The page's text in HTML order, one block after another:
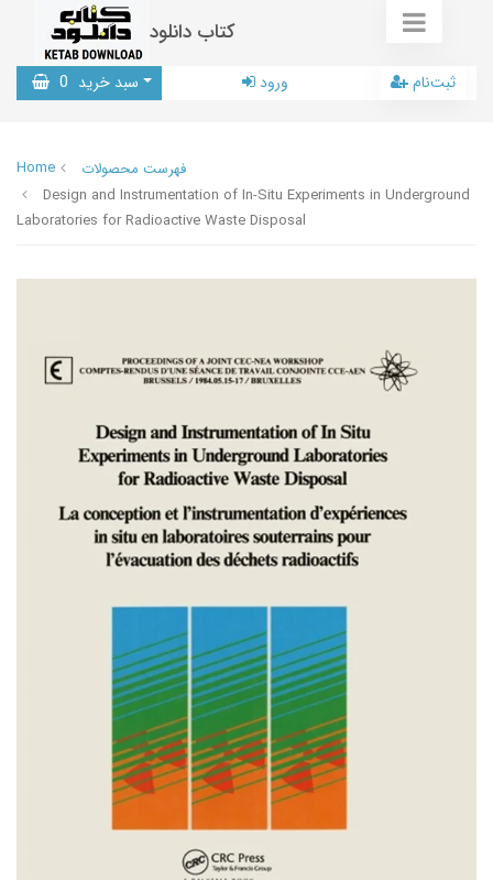
کتاب دانلود
سبد خرید 0 ورود ثبت‌نام
Home
فهرست محصولات
Design and Instrumentation of In-Situ Experiments in Underground
Laboratories for Radioactive Waste Disposal